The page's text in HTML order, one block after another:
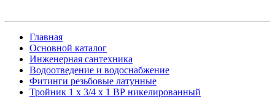
Главная
Основной каталог
Инженерная сантехника
Водоотведение и водоснабжение
Фитинги резьбовые латунные
Тройник 1 x 3/4 x 1 ВР никелированный